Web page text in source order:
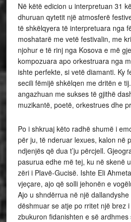
Në këtë edicion u interpretuan 31
dhuruan qytetit një atmosferë
të shkëlqyera të interpretuara nga
moshatarë me vetë festivalin, me
njohur e të rinj nga Kosova e më
kompozuara apo orkestruara nga
ishte perfekte, si vetë diamanti. Ky
secili fëmijë shkëlqen me dritën e
angazhuan me sukses të gjithë
muzikantë, poetë, orkestrues dhe
Po i shkruaj këto radhë shumë i
për ju, të nderuar lexues, kalon në
ndjenjës që dua t’ju përcjell.
pasurua edhe më tej, ku në skenë
zëri i Plavë-Gucisë. Ishte Eli
vjeçare, ajo që solli jehonën e
Ajo u shndërrua në një
dëshmuar se atje po rritet një brez
zbukuron fidanishten e së ardhmes